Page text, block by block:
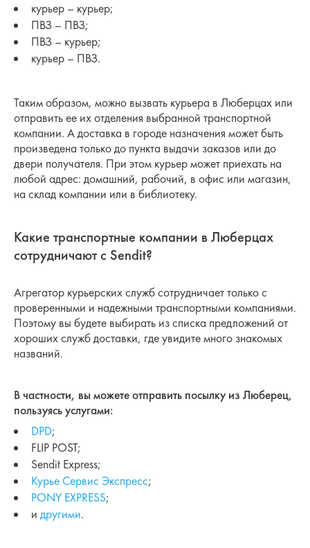
курьер – курьер;
ПВЗ – ПВЗ;
ПВЗ – курьер;
курьер – ПВЗ.
Таким образом, можно вызвать курьера в Люберцах или
отправить ее их отделения выбранной транспортной
компании. А доставка в городе назначения может быть
произведена только до пункта выдачи заказов или до
двери получателя. При этом курьер может приехать на
любой адрес: домашний, рабочий, в офис или магазин,
на склад компании или в библиотеку.
Какие транспортные компании в Люберцах
сотрудничают с Sendit?
Агрегатор курьерских служб сотрудничает только с
проверенными и надежными транспортными компаниями.
Поэтому вы будете выбирать из списка предложений от
хороших служб доставки, где увидите много знакомых
названий.
В частности, вы можете отправить посылку из Люберец,
пользуясь услугами:
DPD;
FLIP POST;
Sendit Express;
Курье Сервис Экспресс;
PONY EXPRESS;
и другими.